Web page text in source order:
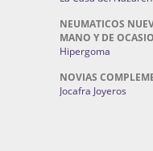
NEUMATICOS
MANO Y DE
Hipergoma
NOVIAS
Jocafra Joyeros